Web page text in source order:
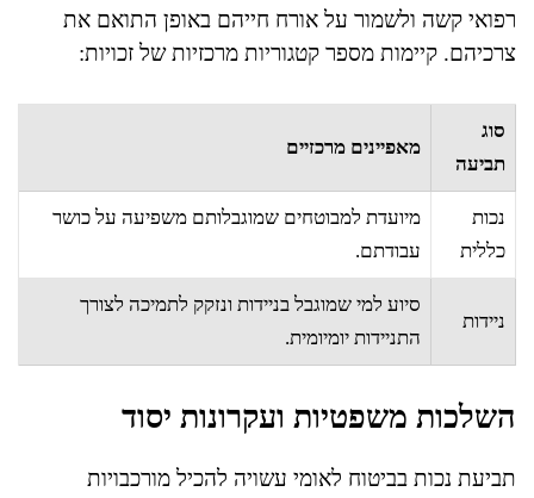
רפואי קשה ולשמור על אורח חייהם באופן התואם את
צרכיהם. קיימות מספר קטגוריות מרכזיות של זכויות:
סוג
תביעה
מאפיינים מרכזיים
נכות
כללית
מיועדת למבוטחים שמוגבלותם משפיעה על כושר
עבודתם.
ניידות
סיוע למי שמוגבל בניידות ונזקק לתמיכה לצורך
התניידות יומיומית.
השלכות משפטיות ועקרונות יסוד
תביעת נכות בביטוח לאומי עשויה להכיל מורכבויות